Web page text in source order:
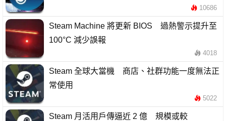
10686
Steam Machine 將更新 BIOS 過熱警示提升至
100°C 減少誤報
4018
Steam 全球大當機 商店、社群功能一度無法正
常使用
5022
Steam 月活用戶傳逼近 2 億 規模或較